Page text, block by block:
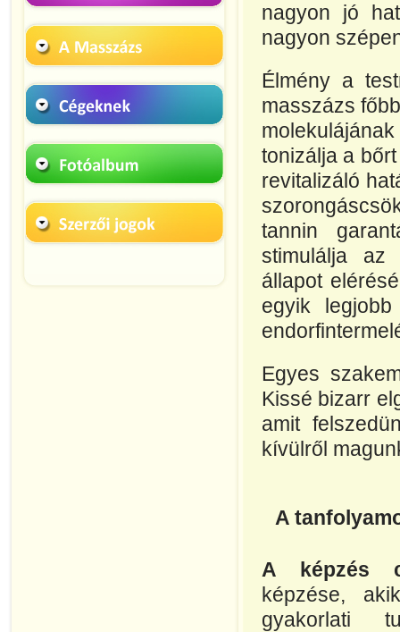
nagyon jó
nagyon
Élmény a
masszázs
tonizálja a
revitalizáló
tannin
stimulálja az
állapot
egyik
Egyes
Kissé bizarr
amit
kívülről
A
A képzés
képzése,
gyakorlati